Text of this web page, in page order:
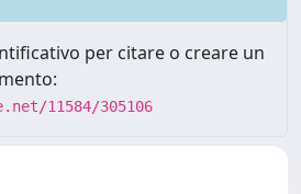
per citare o creare un
11584/305106